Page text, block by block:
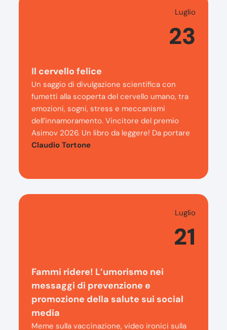
Luglio
23
Il cervello felice
Un saggio di divulgazione scientifica con
fumetti alla scoperta del cervello umano, tra
emozioni, sogni, stress e meccanismi
dell’innamoramento. Vincitore del premio
Asimov 2026. Un libro da leggere! Da portare
Claudio Tortone
Luglio
21
Fammi ridere! L’umorismo nei
messaggi di prevenzione e
promozione della salute sui social
media
Meme sulla vaccinazione, video ironici sulla